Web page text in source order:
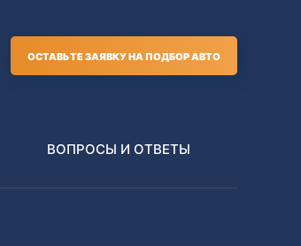
ОСТАВЬТЕ ЗАЯВКУ НА ПОДБОР АВТО
ВОПРОСЫ И ОТВЕТЫ